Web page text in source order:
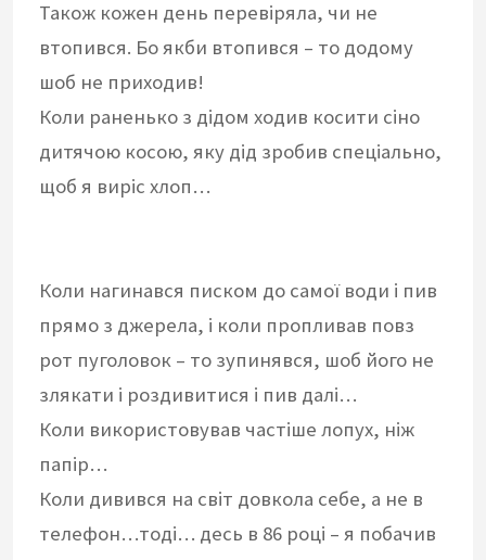
Також кожен день перевіряла, чи не
втопився. Бо якби втопився – то додому
шоб не приходив!
Коли раненько з дідом ходив косити сіно
дитячою косою, яку дід зробив спеціально,
щоб я виріс хлоп…
Коли нагинався писком до самої води і пив
прямо з джерела, і коли пропливав повз
рот пуголовок – то зупинявся, шоб його не
злякати і роздивитися і пив далі…
Коли використовував частіше лопух, ніж
папір…
Коли дивився на світ довкола себе, а не в
телефон…тоді… десь в 86 році – я побачив